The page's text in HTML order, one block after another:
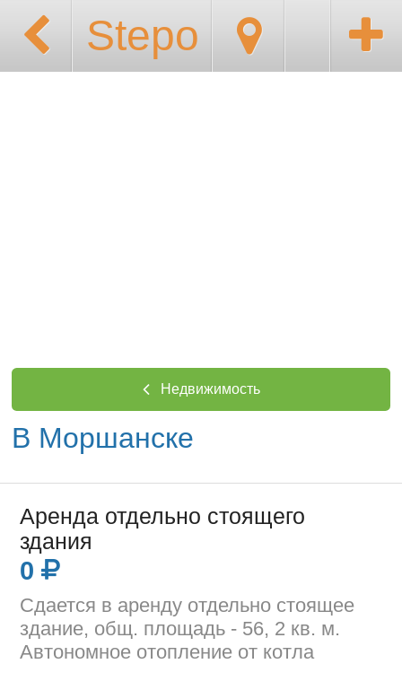
Stepo
Недвижимость
В Моршанске
Аренда отдельно стоящего
здания
0
Сдается в аренду отдельно стоящее
здание, общ. площадь - 56, 2 кв. м.
Автономное отопление от котла